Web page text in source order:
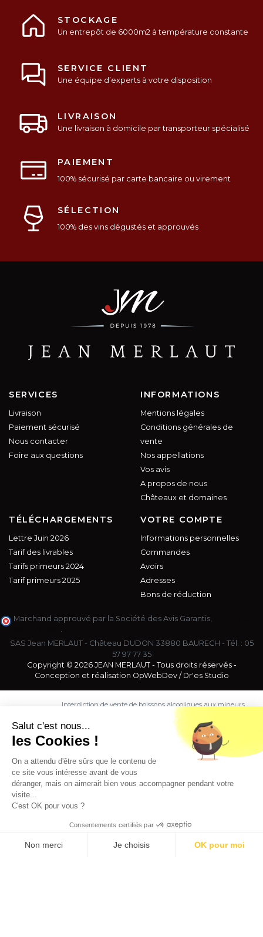
STOCKAGE
Un entrepôt de 6000m2 à température constante
SERVICE CLIENT
Une équipe d’experts à votre disposition
LIVRAISON
Une livraison à domicile par transporteur spécialisé
PAIEMENT
100% sécurisé par carte bancaire ou virement
SÉLECTION
100% des vins dégustés et approuvés
SERVICES
Livraison
Paiement sécurisé
Nous contacter
Foire aux questions
INFORMATIONS
Mentions légales
Conditions générales de
vente
Nos appellations
Vos avis
A propos de nous
Châteaux et domaines
TÉLÉCHARGEMENTS
Lettre Juin 2026
Tarif des livrables
Tarifs primeurs 2024
Tarif primeurs 2025
VOTRE COMPTE
Informations personnelles
Commandes
Avoirs
Adresses
Bons de réduction
Marchand approuvé par la Société des Avis Garantis,
.
SAS Jean MERLAUT - Château DUDON 33880 BAURECH - Tél. : 05
57 97 77 35
Copyright © 2026 JEAN MERLAUT - Tous droits réservés -
Conception et réalisation OpWebDev/ Dr'es Studio
Interdiction de vente de boissons alcooliques aux mineurs
est exigée au moment de la vente en ligne.
CODE DE LA SANTE PUBLIQUE, ART. L. 3342-1 et L. 3353-3
L'abus d'alcool est dangereux pour la santé. Sachez
Salut c'est nous...
les Cookies !
On a attendu d'être sûrs que le contenu de
ce site vous intéresse avant de vous
déranger, mais on aimerait bien vous accompagner pendant votre
visite...
C'est OK pour vous ?
Consentements certifiés par
Non merci Je choisis OK pour moi
★★★★★